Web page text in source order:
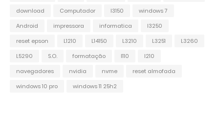
download
Computador l3150
windows 7
Android
impressora informatica
l3250
reset epson
L1210 L14150 L3210 L3251
L3260
L5290
S.O. formatação l110
l210
navegadores
nvidia nvme
reset almofada
windows 10 pro
windows 11 25h2